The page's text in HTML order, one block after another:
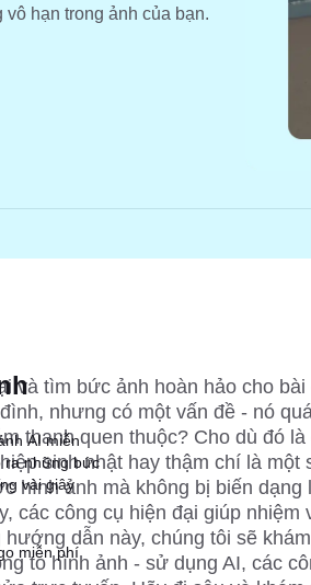
hạn trong ảnh của bạn.
và tìm bức ảnh hoàn hảo cho bài
nhưng có một vấn đề - nó
thanh quen thuộc? Cho dù đó
sinh nhật hay thậm chí là một
hình ảnh mà không bị biến dạng
các công cụ hiện đại giúp nhiệm
dẫn này, chúng tôi sẽ
to hình ảnh - sử dụng AI, các
AI miễn
ra những bức
vài giây
miễn phí